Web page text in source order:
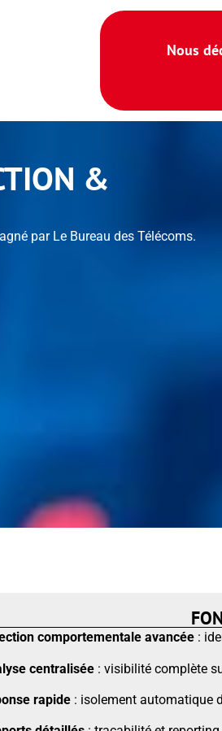
Nous
&
par Le Bureau des Télécoms.
comportementale avancée:
centralisée: visibilité complète
rapide: isolement automatique